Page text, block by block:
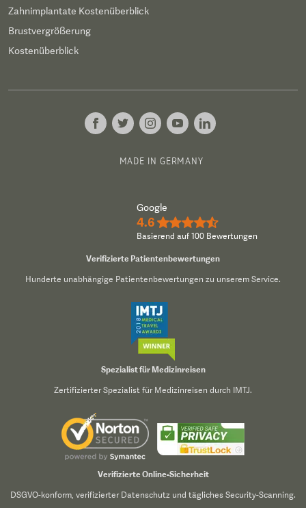
Zahnimplantate Kostenüberblick
Brustvergrößerung
Kostenüberblick
MADE IN GERMANY
Google
4.6 ★★★★½
Basierend auf 100 Bewertungen
Verifizierte Patientenbewertungen
Hunderte unabhängige Patientenbewertungen zu unserem Service.
Spezialist für Medizinreisen
Zertifizierter Spezialist für Medizinreisen durch IMTJ.
Verifizierte Online-Sicherheit
DSGVO-konform, verifizierter Datenschutz und tägliches Security-Scanning.